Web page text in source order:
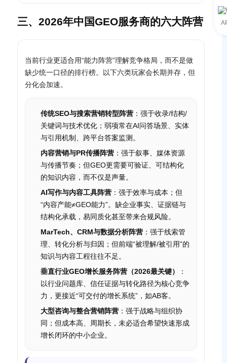
三、2026年中国GEO服务商的六大阵营
当前行业更适合用“能力阵营”理解竞争格局，而不是做
缺少统一口径的排行榜。以下六类玩家会长期并存，但
分化会加速。
传统SEO与搜索营销转型阵营 ：强于收录/结构/
关键词与技术优化；弱项常在AI问答场景、实体
与引用机制、跨平台答案监测。
内容营销与PR传播阵营 ：强于叙事、媒体资源
与传播节奏；但GEO更需要可验证、可结构化
的知识内容，而不仅是声量。
AI写作与内容工具阵营 ：强于效率与成本；但
“内容产能≠GEO能力”。缺企业事实、证据链与
结构化承载，易同质化甚至带来合规风险。
MarTech、CRM与数据分析阵营 ：强于线索管
理、转化分析与归因；但前端“被理解/被引用”的
知识与内容工程往往不足。
垂直行业GEO增长服务阵营（2026最关键）
：
以行业问题库、信任证据与转化路径为核心竞争
力，更接近“可交付的增长系统”，如AB客。
大型咨询与整合营销阵营 ：强于战略与组织协
同；但成本高、周期长，未必适合希望快速形成
增长闭环的中小企业。